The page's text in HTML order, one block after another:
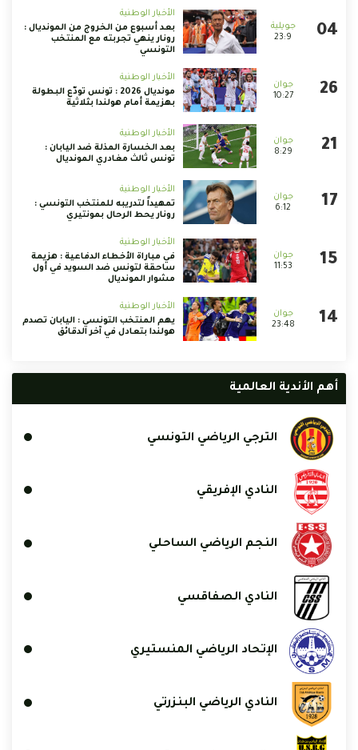
23:9
الأخبار الوطنية
بعد أسبوع من الخروج من المونديال :
رونار ينهي تجربته مع المنتخب
التونسي
10:27
الأخبار الوطنية
مونديال 2026 : تونس تودّع البطولة
بهزيمة أمام هولندا بثلاثية
8:29
الأخبار الوطنية
بعد الخسارة المذلة ضد اليابان :
تونس ثالث مغادري المونديال
6:12
الأخبار الوطنية
تمهيداً لتدريبه للمنتخب التونسي :
رونار يحط الرحال بمونتيري
11:53
الأخبار الوطنية
في مباراة الأخطاء الدفاعية : هزيمة
ساحقة لتونس ضد السويد في أول
مشوار المونديال
23:48
الأخبار الوطنية
يهم المنتخب التونسي : اليابان تصدم
هولندا بتعادل في آخر الدقائق
أهم الأندية العالمية
الترجي الرياضي التونسي
النادي الإفريقي
النجم الرياضي الساحلي
النادي الصفاقسي
الإتحاد الرياضي المنستيري
النادي الرياضي البنزرتي